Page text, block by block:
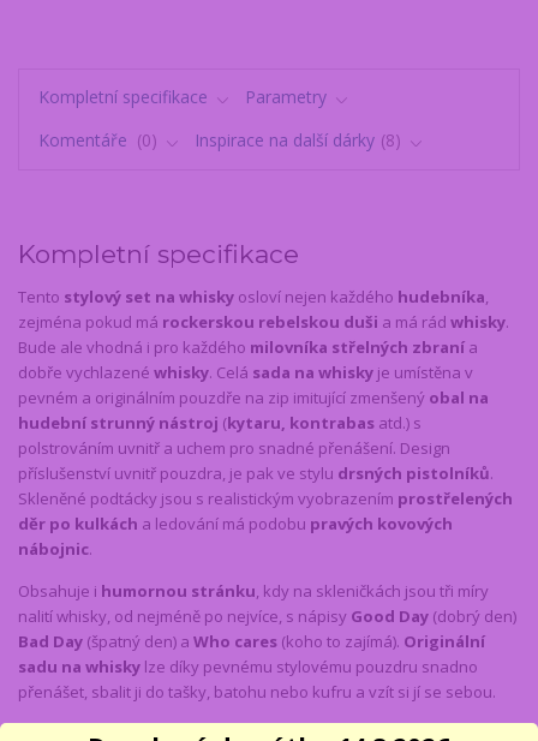
Kompletní specifikace
Parametry
Komentáře
0 Inspirace na další dárky 8
Kompletní specifikace
Tento stylový set na whisky osloví nejen každého hudebníka,
zejména pokud má rockerskou rebelskou duši a má rád whisky.
Bude ale vhodná i pro každého milovníka střelných zbraní a
dobře vychlazené whisky. Celá sada na whisky je umístěna v
pevném a originálním pouzdře na zip imitující zmenšený obal na
hudební strunný nástroj (kytaru, kontrabas atd.) s
polstrováním uvnitř a uchem pro snadné přenášení. Design
příslušenství uvnitř pouzdra, je pak ve stylu drsných pistolníků.
Skleněné podtácky jsou s realistickým vyobrazením prostřelených
děr po kulkách a ledování má podobu pravých kovových
nábojnic.
Obsahuje i humornou stránku, kdy na skleničkách jsou tři míry
nalití whisky, od nejméně po nejvíce, s nápisy Good Day (dobrý den)
Bad Day (špatný den) a Who cares (koho to zajímá). Originální
sadu na whisky lze díky pevnému stylovému pouzdru snadno
přenášet, sbalit ji do tašky, batohu nebo kufru a vzít si jí se sebou.
Whisky set v pouzdře pro hudebníky - placatka a skleničky s